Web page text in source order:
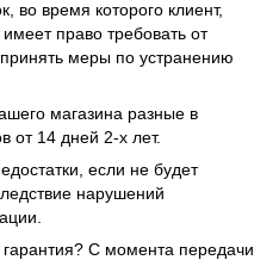
во время которого клиент,
право требовать от
меры по устранению
магазина разные в
от 14 дней 2-х лет.
если не будет
нарушений
С момента передачи